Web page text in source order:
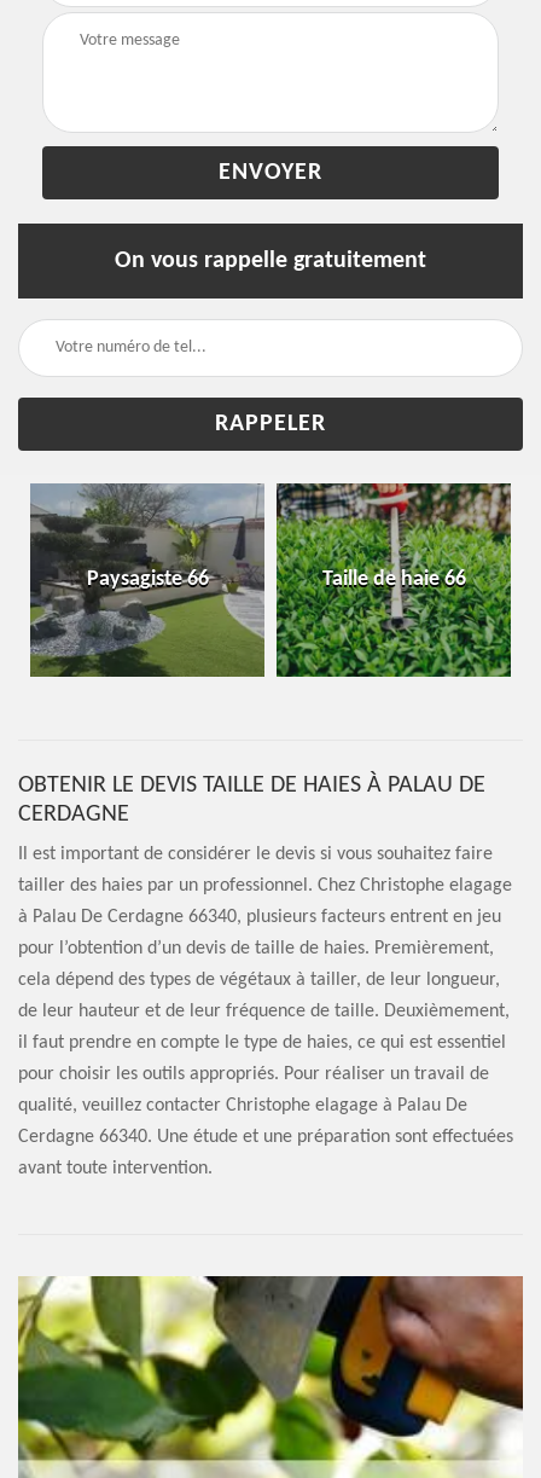
On vous rappelle gratuitement
Paysagiste 66 Taille de haie 66
OBTENIR LE DEVIS TAILLE DE HAIES À PALAU DE
CERDAGNE
Il est important de considérer le devis si vous souhaitez faire
tailler des haies par un professionnel. Chez Christophe elagage
à Palau De Cerdagne 66340, plusieurs facteurs entrent en jeu
pour l’obtention d’un devis de taille de haies. Premièrement,
cela dépend des types de végétaux à tailler, de leur longueur,
de leur hauteur et de leur fréquence de taille. Deuxièmement,
il faut prendre en compte le type de haies, ce qui est essentiel
pour choisir les outils appropriés. Pour réaliser un travail de
qualité, veuillez contacter Christophe elagage à Palau De
Cerdagne 66340. Une étude et une préparation sont effectuées
avant toute intervention.